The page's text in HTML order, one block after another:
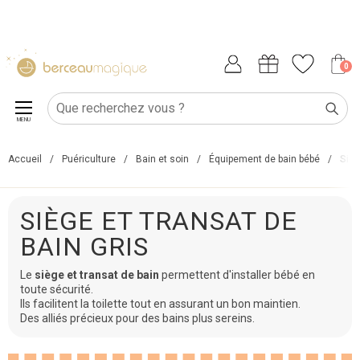
0
MENU
Accueil / Puériculture / Bain et soin / Équipement de bain bébé /
SIÈGE ET TRANSAT DE
BAIN GRIS
Le siège et transat de bain permettent d'installer bébé en
toute sécurité.
Ils facilitent la toilette tout en assurant un bon maintien.
Des alliés précieux pour des bains plus sereins.